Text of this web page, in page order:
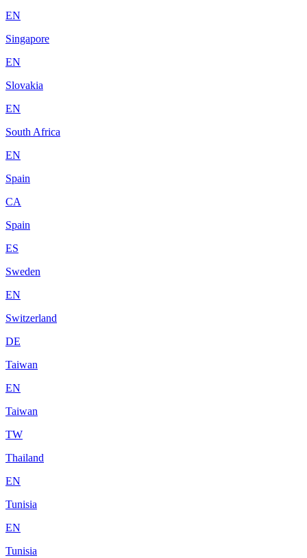
EN
Singapore
EN
Slovakia
EN
South Africa
EN
Spain
CA
Spain
ES
Sweden
EN
Switzerland
DE
Taiwan
EN
Taiwan
TW
Thailand
EN
Tunisia
EN
Tunisia